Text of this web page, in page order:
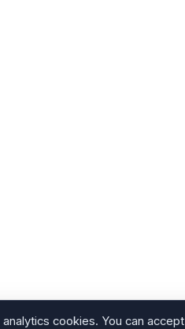
cookies. You can